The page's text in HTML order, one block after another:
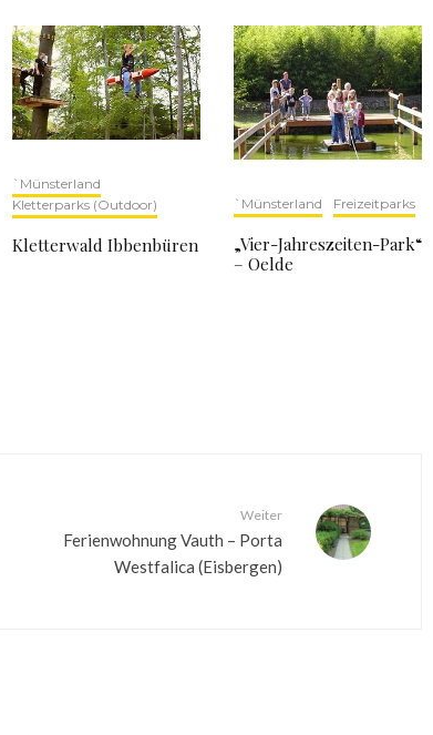
`Münsterland
Kletterparks (Outdoor)
Kletterwald Ibbenbüren
`Münsterland Freizeitparks
„Vier-Jahreszeiten-Park“
– Oelde
Weiter
Ferienwohnung Vauth – Porta
Westfalica (Eisbergen)